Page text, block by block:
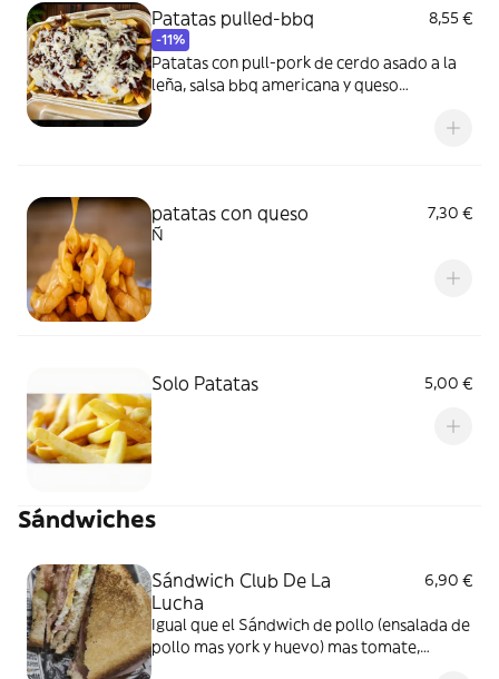
Patatas pulled-bbq
-11%
8,55 €
Patatas con pull-pork de cerdo asado a la
leña, salsa bbq americana y queso
patatas con queso
7,30 €
Ñ
Solo Patatas 5,00 €
Sándwiches
Sándwich Club De La
Lucha
6,90 €
Igual que el Sándwich de pollo (ensalada de
pollo mas york y huevo) mas tomate,